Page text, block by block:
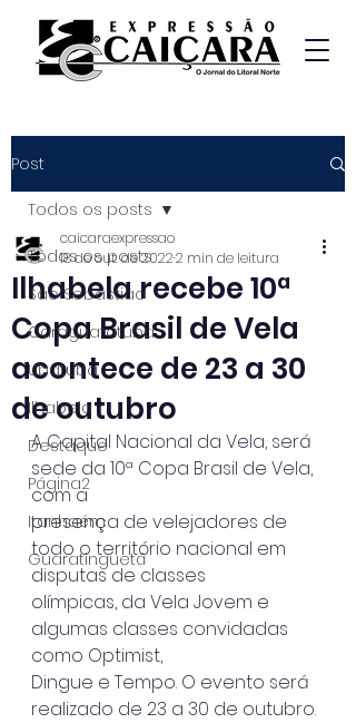
Post
Todos os posts
São Sebastião
Caraguatatuba
Ubatuba
Ilhabela
Destaque
Página2
Itanhaém
Guaratinguetá
Todos os posts
Ilhabela recebe 10ª
Copa Brasil de Vela
acontece de 23 a 30
de outubro
caicaraexpressao
18 de out. de 20222 min de leitura
A Capital Nacional da Vela, será
sede da 10ª Copa Brasil de Vela,
com a
presença de velejadores de
todo o território nacional em
disputas de classes
olímpicas, da Vela Jovem e
algumas classes convidadas
como Optimist,
Dingue e Tempo. O evento será
realizado de 23 a 30 de outubro.